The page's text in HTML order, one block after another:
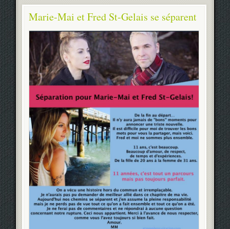
Marie-Mai et Fred St-Gelais se séparent